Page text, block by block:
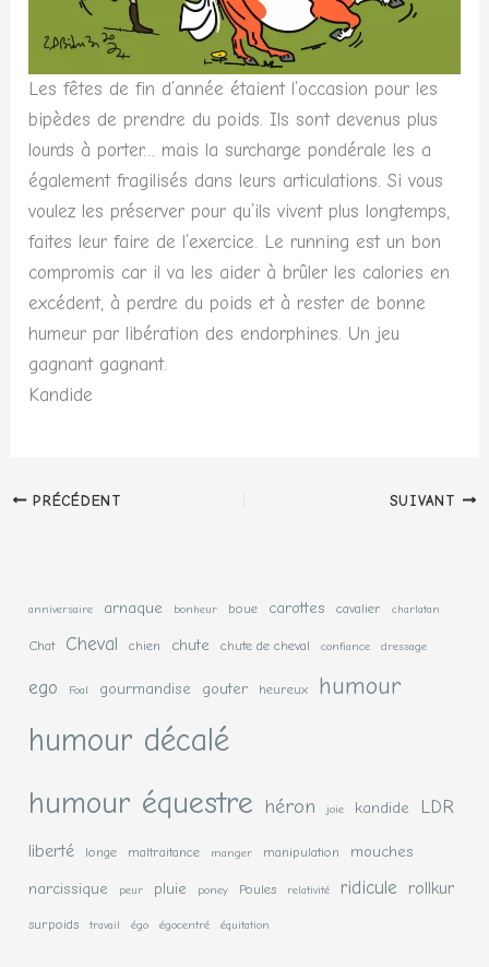
Les fêtes de fin d’année étaient l’occasion pour les
bipèdes de prendre du poids. Ils sont devenus plus
lourds à porter… mais la surcharge pondérale les a
également fragilisés dans leurs articulations. Si vous
voulez les préserver pour qu’ils vivent plus longtemps,
faites leur faire de l’exercice. Le running est un bon
compromis car il va les aider à brûler les calories en
excédent, à perdre du poids et à rester de bonne
humeur par libération des endorphines. Un jeu
gagnant gagnant.
Kandide
PRÉCÉDENT SUIVANT
anniversaire arnaque bonheur boue carottes cavalier charlatan
Chat Cheval chien chute chute de cheval confiance dressage
ego Foal gourmandise gouter heureux humour
humour décalé
humour équestre héron joie kandide LDR
liberté longe maltraitance manger manipulation
mouches
narcissique
peur pluie poney Poules relativité ridicule rollkur
surpoids travail égo égocentré équitation